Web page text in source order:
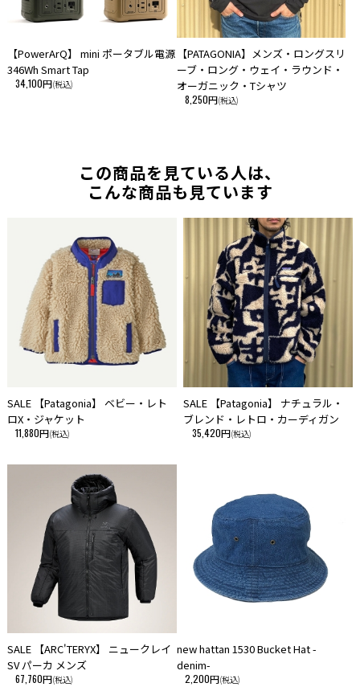
【PowerArQ】 mini ポータブル電源
346Wh Smart Tap
34,100円(税込)
【PATAGONIA】メンズ・ロングスリ
ーブ・ロング・ウェイ・ラウンド・
オーガニック・Tシャツ
8,250円(税込)
この商品を見ている人は、
こんな商品も見ています
SALE 【Patagonia】 ベビー・レト
ロX・ジャケット
11,880円(税込)
SALE 【Patagonia】 ナチュラル・
ブレンド・レトロ・カーディガン
35,420円(税込)
SALE 【ARC'TERYX】 ニュークレイ
SV パーカ メンズ
67,760円(税込)
new hattan 1530 Bucket Hat -
denim-
2,200円(税込)